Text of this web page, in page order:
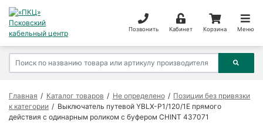
Позвонить Кабинет Корзина Меню
Главная Каталог товаров Не определено
Позиции без привязки
к категории
Выключатель путевой YBLX-P1/120/1E прямого
действия с одинарным роликом с буфером CHINT 437071